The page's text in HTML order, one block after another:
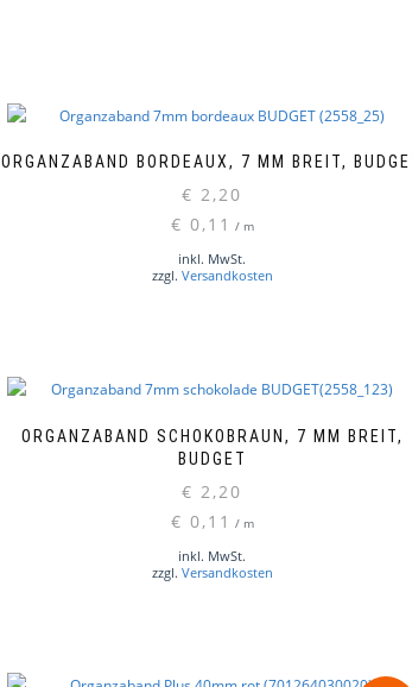
ORGANZABAND BORDEAUX, 7 MM BREIT,
€ 2,20
€ 0,11 / m
inkl. MwSt.
zzgl. Versandkosten
ORGANZABAND SCHOKOBRAUN, 7 MM BREIT,
BUDGET
€ 2,20
€ 0,11 / m
inkl. MwSt.
zzgl. Versandkosten